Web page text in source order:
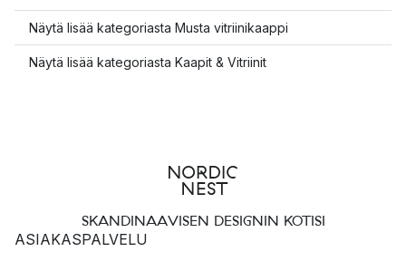
Näytä lisää kategoriasta Musta vitriinikaappi
Näytä lisää kategoriasta Kaapit & Vitriinit
SKANDINAAVISEN DESIGNIN KOTISI
ASIAKASPALVELU